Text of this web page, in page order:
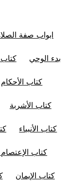
ابواب صفة
بدء الوحي كتاب
كتاب الأحكام
كتاب الأشربة
كتاب الأنبياء
كتاب
كتاب الإيمان